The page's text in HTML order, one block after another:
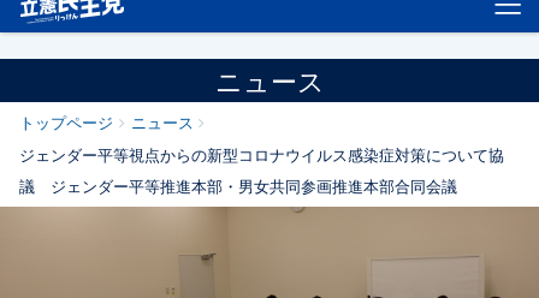
ニュース
トップページ
ニュース
ジェンダー平等視点からの新型コロナウイルス感染症対策について協
議 ジェンダー平等推進本部・男女共同参画推進本部合同会議